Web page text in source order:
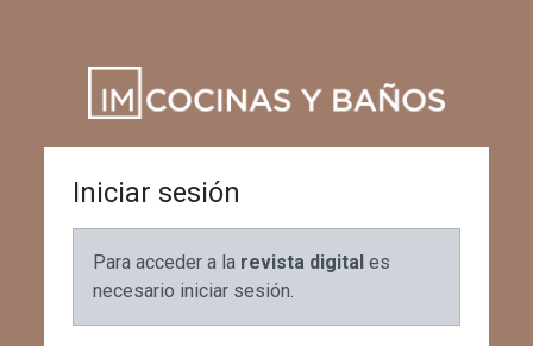
Iniciar sesión
Para acceder a la revista digital es
necesario iniciar sesión.